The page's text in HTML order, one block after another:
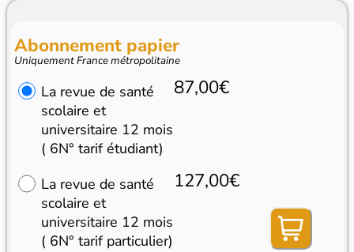
Abonnement papier
Uniquement France métropolitaine
La revue de santé
scolaire et
universitaire 12 mois
( 6N° tarif étudiant)
87,00€
La revue de santé
scolaire et
universitaire 12 mois
( 6N° tarif particulier)
127,00€